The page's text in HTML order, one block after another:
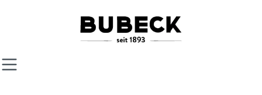
Zum Hauptinhalt springen